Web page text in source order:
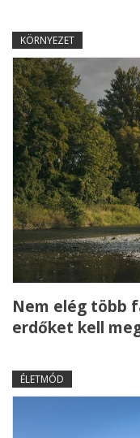
KÖRNYEZET
Nem elég több
erdőket kell
ÉLETMÓD